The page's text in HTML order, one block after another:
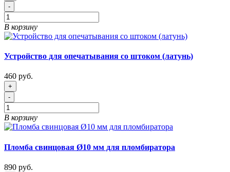
-
В корзину
Устройство для опечатывания со штоком (латунь)
460 руб.
+
-
В корзину
Пломба свинцовая Ø10 мм для пломбиратора
890 руб.